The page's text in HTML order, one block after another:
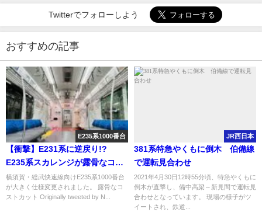
Twitterでフォローしよう
おすすめの記事
E235系1000番台
【衝撃】E231系に逆戻り!?
E235系スカレンジが露骨なコス
トカット F-14編成から仕様変更
横須賀・総武快速線向けE235系1000番台
が大きく仕様変更されました。 露骨なコ
ストカット Originally tweeted by N...
JR西日本
381系特急やくもに倒木 伯備線
で運転見合わせ
2021年4月30日12時55分頃、特急やくもに
倒木が直撃し、備中高梁～新見間で運転見
合わせとなっています。 現場の様子がツ
イートされ、鉄道...